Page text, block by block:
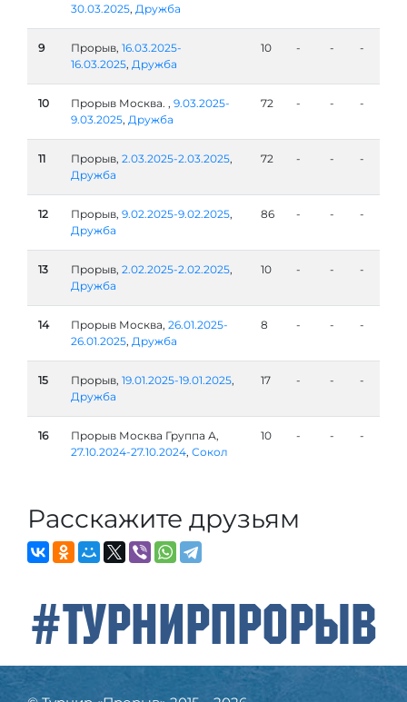
30.03.2025, Дружба
9 Прорыв, 16.03.2025-
16.03.2025, Дружба
10 - - -
10 Прорыв Москва. , 9.03.2025-
9.03.2025, Дружба
72 - - -
11 Прорыв, 2.03.2025-2.03.2025,
Дружба
72 - - -
12 Прорыв, 9.02.2025-9.02.2025,
Дружба
86 - - -
13 Прорыв, 2.02.2025-2.02.2025,
Дружба
10 - - -
14 Прорыв Москва, 26.01.2025-
26.01.2025, Дружба
8 - - -
15 Прорыв, 19.01.2025-19.01.2025,
Дружба
17 - - -
16
Прорыв Москва Группа А,
27.10.2024-27.10.2024, Сокол
10 - - -
Расскажите друзьям
#ТурнирПрорыв